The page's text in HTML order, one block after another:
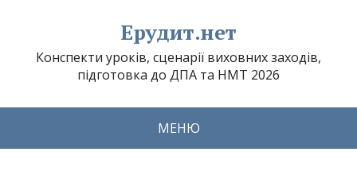
Ерудит.нет
Конспекти уроків, сценарії виховних заходів,
підготовка до ДПА та НМТ 2026
МЕНЮ